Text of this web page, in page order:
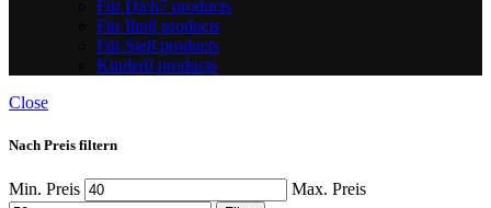
Für Dich7 products
Für Ihn8 products
Für Sie8 products
Kinder0 products
Close
Nach Preis filtern
Min. Preis Max. Preis